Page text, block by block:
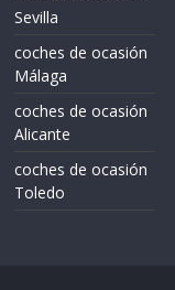
Sevilla
coches de ocasión
Málaga
coches de ocasión
Alicante
coches de ocasión
Toledo